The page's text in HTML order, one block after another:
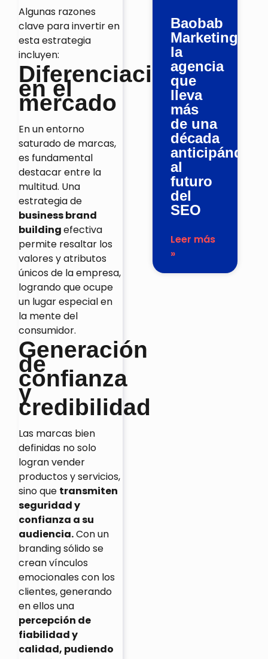
Algunas razones
clave para invertir en
esta estrategia
incluyen:
Diferenciación
en el
mercado
En un entorno
saturado de marcas,
es fundamental
destacar entre la
multitud. Una
estrategia de
business brand
buildingefectiva
permite resaltar los
valores y atributos
únicos de la empresa,
logrando que ocupe
un lugar especial en
la mente del
consumidor.
Generación
de
confianza
y
credibilidad
Las marcas bien
definidas no solo
logran vender
productos y servicios,
sino que transmiten
seguridad y
confianza a su
audiencia.Con un
branding sólido se
crean vínculos
emocionales con los
clientes, generando
en ellos una
percepción de
fiabilidad y
calidad, pudiendo
Baobab
Marketing,
la
agencia
que
lleva
más
de una
década
anticipándose
al
futuro
del
SEO
Leer más
»